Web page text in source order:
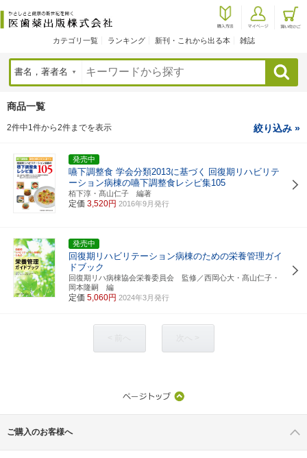
カテゴリ一覧 ランキング 新刊・これから出る本 雑誌
検索
商品一覧
2件中1件から2件までを表示 絞り込み »
発売中
嚥下調整食 学会分類2013に基づく 回復期リハビリテ
ーション病棟の嚥下調整食レシピ集105
栢下淳・髙山仁子 編著
定価 3,520円 2016年9月発行
発売中
回復期リハビリテーション病棟のための栄養管理ガイ
ドブック
回復期リハ病棟協会栄養委員会 監修／西岡心大・髙山仁子・
岡本隆嗣 編
定価 5,060円 2024年3月発行
ご購入のお客様へ